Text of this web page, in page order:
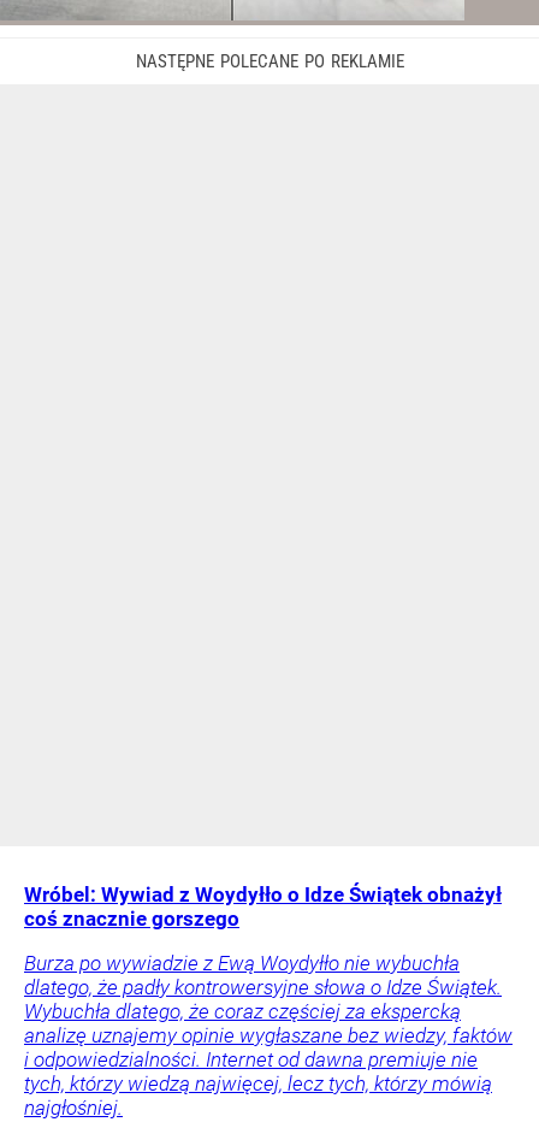
Wróbel: Wywiad z Woydyłło o Idze Świątek obnażył
coś znacznie gorszego
Burza po wywiadzie z Ewą Woydyłło nie wybuchła
dlatego, że padły kontrowersyjne słowa o Idze Świątek.
Wybuchła dlatego, że coraz częściej za ekspercką
analizę uznajemy opinie wygłaszane bez wiedzy, faktów
i odpowiedzialności. Internet od dawna premiuje nie
tych, którzy wiedzą najwięcej, lecz tych, którzy mówią
najgłośniej.